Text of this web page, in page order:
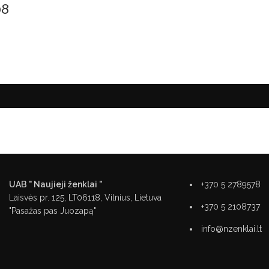
UAB " Naujieji ženklai "
Laisvės pr. 125, LT06118, Vilnius, Lietuva
"Pasažas pas Juozapą"
+370 5 2789578
+370 5 2108737
info@nzenklai.lt